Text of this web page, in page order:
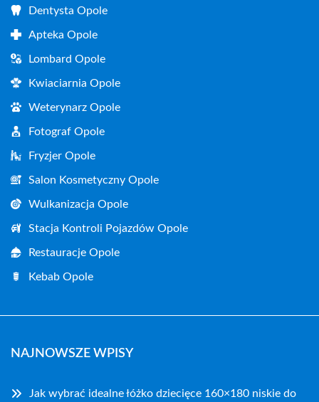
Dentysta Opole
Apteka Opole
Lombard Opole
Kwiaciarnia Opole
Weterynarz Opole
Fotograf Opole
Fryzjer Opole
Salon Kosmetyczny Opole
Wulkanizacja Opole
Stacja Kontroli Pojazdów Opole
Restauracje Opole
Kebab Opole
NAJNOWSZE WPISY
Jak wybrać idealne łóżko dziecięce 160×180 niskie do